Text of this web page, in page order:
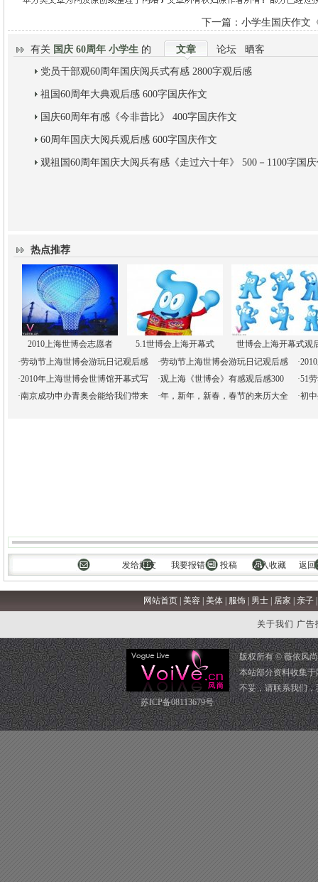
下一篇： 小学生国庆作文
有关 国庆 60周年 小学生 的 文章 论坛 晒客
党员干部观60周年国庆阅兵式有感 2800字观后感
祖国60周年大典观后感 600字国庆作文
国庆60周年有感《今非昔比》 400字国庆作文
60周年国庆大阅兵观后感 600字国庆作文
观祖国60周年国庆大阅兵有感《走过六十年》 500－1100字国
热点推荐
2010上海世博会志愿者 5.1世博会上海开幕式
世博会上海开幕式观
·劳动节上海世博会游玩日记观后感 ·劳动节上海世博会游玩日记观后感 ·
·2010年上海世博会世博馆开幕式写 ·观上海《世博会》有感观后感300 ·51
·南京成功申办青奥会能给我们带来 ·年，新年，新春，春节的来历大全 ·初
发给好友 我要报错 投稿 加入收藏 返回
网站首页 |美容 |美体 | 服饰 | 男士 | 居家 |亲子
关于我们 广告
苏ICP备08113679号
版权所有 ©薇依风
本站部分资料收集
不妥，请联系我们，